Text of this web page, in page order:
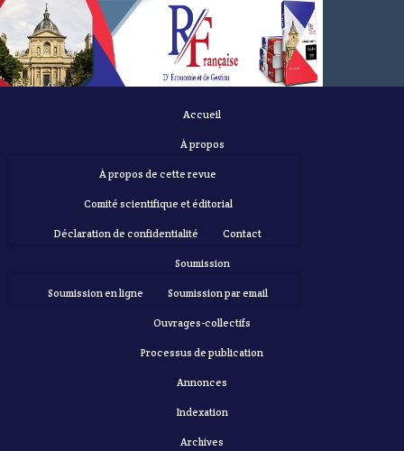
Accueil
À propos
À propos de cette revue
Comité scientifique et éditorial
Déclaration de confidentialité Contact
Soumission
Soumission en ligne Soumission par email
Ouvrages-collectifs
Processus de publication
Annonces
Indexation
Archives